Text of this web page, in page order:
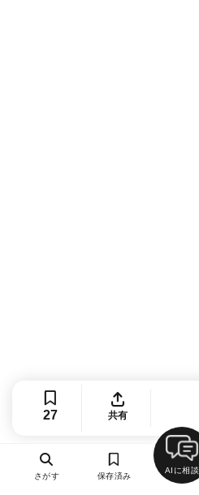
27 共有
さがす 保存済み
AIに相談